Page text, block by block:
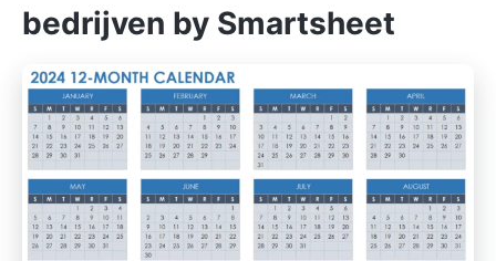
bedrijven by Smartsheet